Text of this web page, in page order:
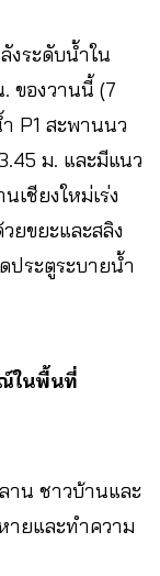
งระดับน้ำใน
. ของวานนี้ (7
P1 สะพานนว
ม. และมีแนว
เชียงใหม่เร่ง
ยขยะและสลิง
ประตูระบายน้ำ
ในพื้นที่
าน ชาวบ้านและ
ายและทำความ